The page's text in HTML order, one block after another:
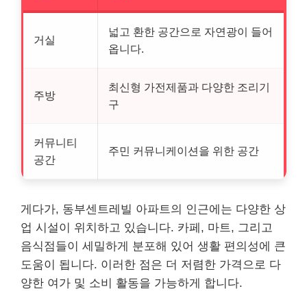
거실
넓고 환한 공간으로 자연광이 들어
옵니다.
주방
최신형 가전제품과 다양한 조리기
구
커뮤니티
공간
주민 커뮤니케이션을 위한 공간
게다가, 동부센트레빌 아파트의 인근에는 다양한 상
업 시설이 위치하고 있습니다. 카페, 마트, 그리고
음식점들이 세밀하게 분포해 있어 생활 편의성에 큰
도움이 됩니다. 이러한 점은 더 저렴한 가격으로 다
양한 여가 및 소비 활동을 가능하게 합니다.